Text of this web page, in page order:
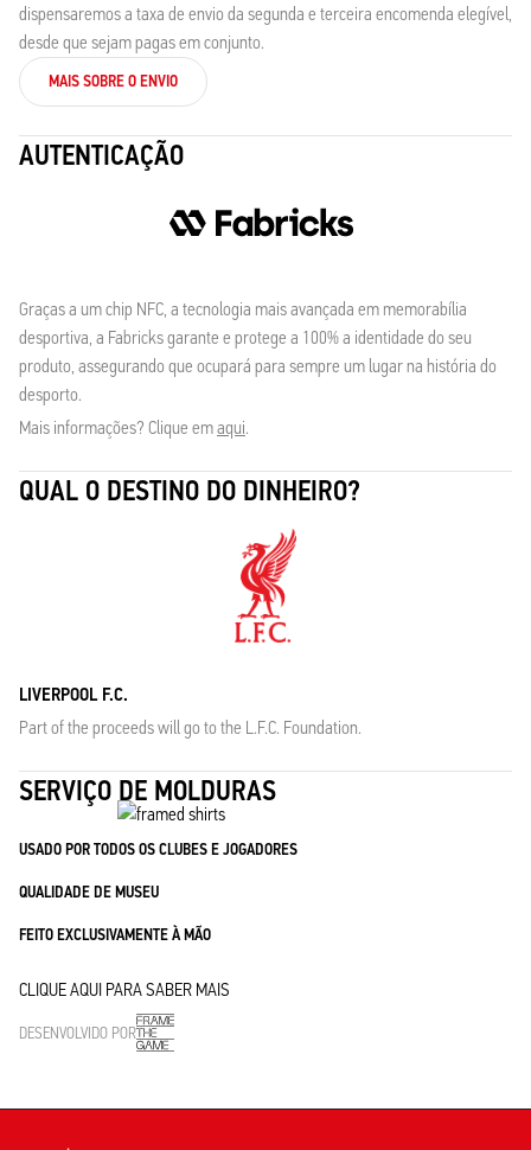
dispensaremos a taxa de envio da segunda e terceira encomenda elegível,
desde que sejam pagas em conjunto.
MAIS SOBRE O ENVIO
AUTENTICAÇÃO
Graças a um chip NFC, a tecnologia mais avançada em memorabília
desportiva, a Fabricks garante e protege a 100% a identidade do seu
produto, assegurando que ocupará para sempre um lugar na história do
desporto.
Mais informações? Clique emaqui.
QUAL O DESTINO DO DINHEIRO?
LIVERPOOL F.C.
Part of the proceeds will go to the L.F.C. Foundation.
SERVIÇO DE MOLDURAS
USADO POR TODOS OS CLUBES E JOGADORES
QUALIDADE DE MUSEU
FEITO EXCLUSIVAMENTE À MÃO
CLIQUE AQUI PARA SABER MAIS
DESENVOLVIDO POR